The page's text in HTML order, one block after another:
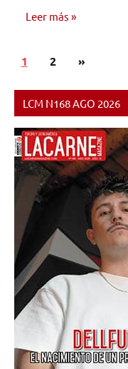
Leer más
NOTICIAS
Paginación
entradas
1 2
Siguientes
»
LCM N168 AGO 2026